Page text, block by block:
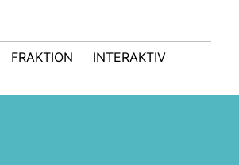
FRAKTION INTERAKTIV